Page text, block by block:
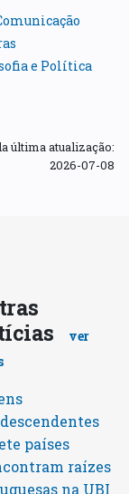
e Política
última atualização:
2026-07-08
ver
países
raízes
na UBI